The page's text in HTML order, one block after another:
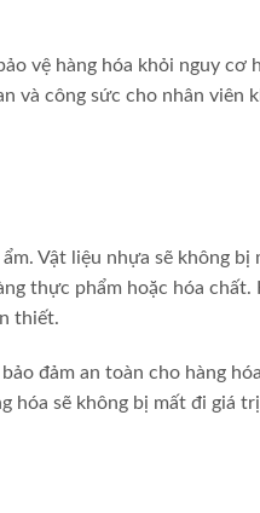
vệ hàng hóa khỏi nguy cơ
và công sức cho nhân viên
Vật liệu nhựa sẽ không bị
thực phẩm hoặc hóa chất.
thiết.
đảm an toàn cho hàng
hóa sẽ không bị mất đi giá